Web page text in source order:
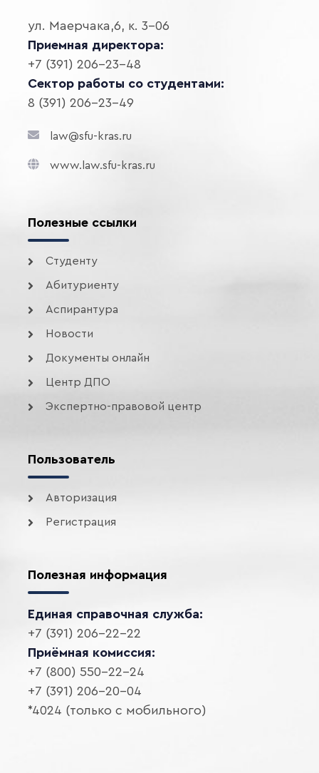
ул. Маерчака,6, к. 3-06
Приемная директора:
+7 (391) 206-23-48
Сектор работы со студентами:
8 (391) 206-23-49
law@sfu-kras.ru
www.law.sfu-kras.ru
Полезные ссылки
Студенту
Абитуриенту
Аспирантура
Новости
Документы онлайн
Центр ДПО
Экспертно-правовой центр
Пользователь
Авторизация
Регистрация
Полезная информация
Единая справочная служба:
+7 (391) 206-22-22
Приёмная комиссия:
+7 (800) 550-22-24
+7 (391) 206-20-04
*4024 (только с мобильного)